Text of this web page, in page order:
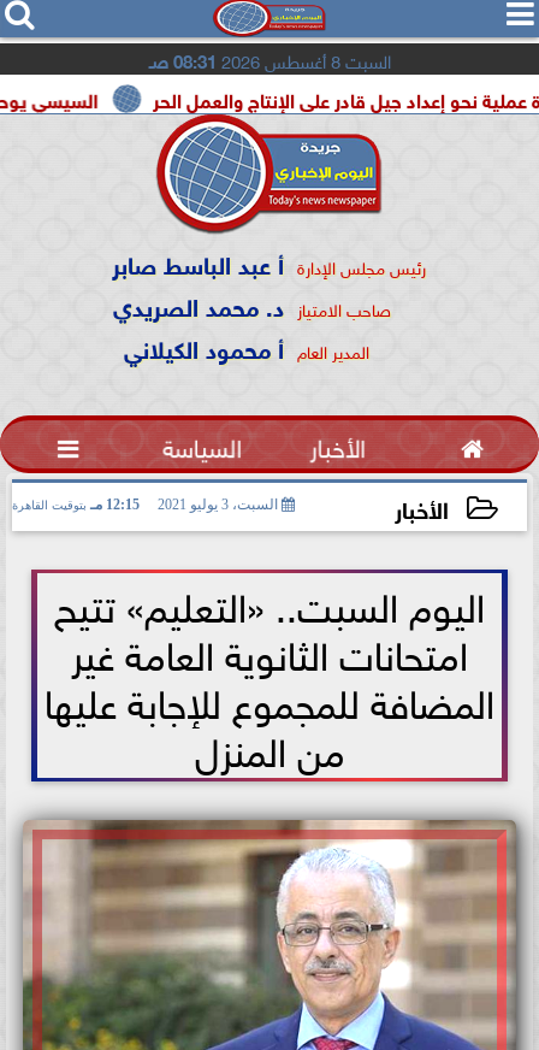
  
السبت 8 أغسطس 2026 08:31 صـ
السيسي يوحد السودان جيل قادر على الإنتاج والعمل الحر
رئيس مجلس الإدارة أ عبد الباسط صابر
صاحب الامتياز د. محمد الصريدي
المدير العام أ محمود الكيلاني
 الأخبار السياسة 
الأخبار السبت، 3 يوليو 2021 12:15 مـ بتوقيت القاهرة
اليوم السبت.. «التعليم» تتيح
امتحانات الثانوية العامة غير
المضافة للمجموع للإجابة عليها
من المنزل